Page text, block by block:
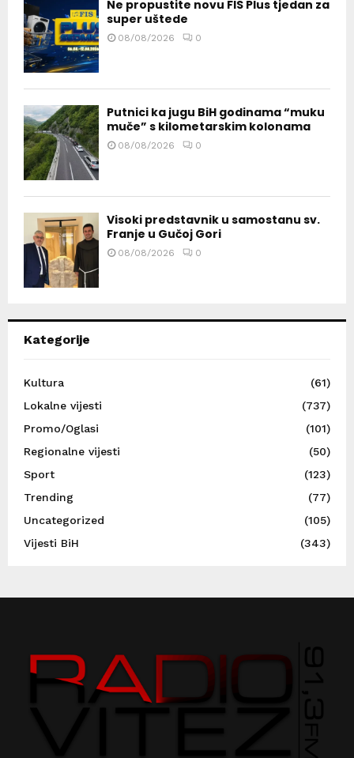
Ne propustite novu FIS Plus tjedan za
super uštede
08/08/2026 0
Putnici ka jugu BiH godinama “muku
muče” s kilometarskim kolonama
08/08/2026 0
Visoki predstavnik u samostanu sv.
Franje u Gučoj Gori
08/08/2026 0
Kategorije
Kultura
(61)
Lokalne vijesti
(737)
Promo/Oglasi
(101)
Regionalne vijesti
(50)
Sport
(123)
Trending
(77)
Uncategorized
(105)
Vijesti BiH
(343)